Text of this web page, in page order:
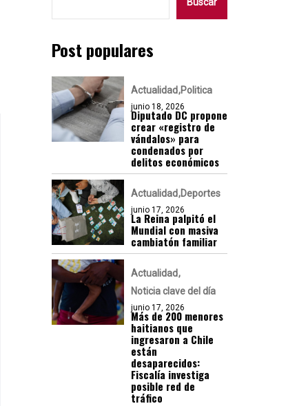
Post populares
Actualidad Politica
junio 18, 2026
Diputado DC propone
crear «registro de
vándalos» para
condenados por
delitos económicos
Actualidad Deportes
junio 17, 2026
La Reina palpitó el
Mundial con masiva
cambiatón familiar
Actualidad
Noticia clave del día
junio 17, 2026
Más de 200 menores
haitianos que
ingresaron a Chile
están
desaparecidos:
Fiscalía investiga
posible red de
tráfico